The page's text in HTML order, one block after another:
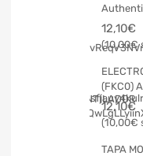
12,10€
10,00€
(FKC0)
12,10€
10,00€
TAPA